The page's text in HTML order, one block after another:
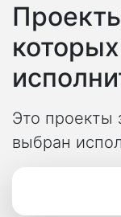
Это проекты
выбран